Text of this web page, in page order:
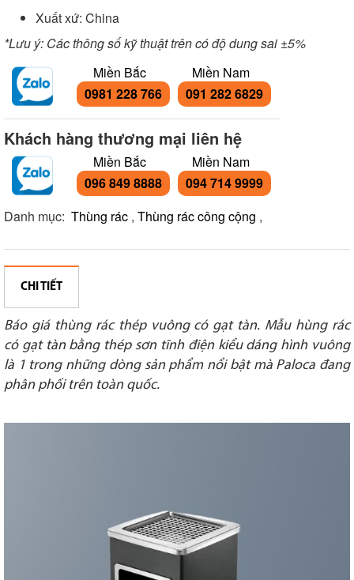
Xuất xứ: China
*Lưu ý: Các thông số kỹ thuật trên có độ dung sai ±5%
Miền Bắc
0981 228 766
Miền Nam
091 282 6829
Khách hàng thương mại liên hệ
Miền Bắc
096 849 8888
Miền Nam
094 714 9999
Danh mục: Thùng rác , Thùng rác công cộng ,
CHI TIẾT
Báo giá thùng rác thép vuông có gạt tàn. Mẫu hùng rác
có gạt tàn bằng thép sơn tĩnh điện kiểu dáng hình vuông
là 1 trong những dòng sản phẩm nổi bật mà Paloca đang
phân phối trên toàn quốc.